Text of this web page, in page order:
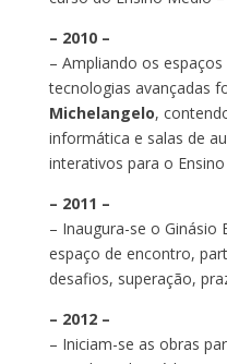
– 2010 –
– Ampliando os
tecnologias avançadas
Michelangelo,
informática e salas de
interativos para o
– 2011 –
– Inaugura-se o Ginásio
espaço de encontro,
desafios, superação,
– 2012 –
– Iniciam-se as obras